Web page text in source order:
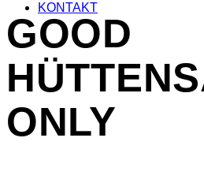
KONTAKT
GOOD
ONLY